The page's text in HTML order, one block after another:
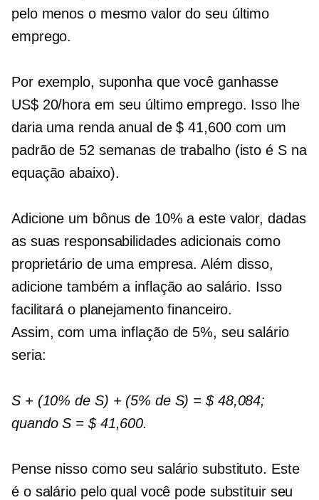
pelo menos o mesmo valor do seu último
emprego.
Por exemplo, suponha que você ganhasse
US$ 20/hora em seu último emprego. Isso lhe
daria uma renda anual de $ 41,600 com um
padrão de 52 semanas de trabalho (isto é S na
equação abaixo).
Adicione um bônus de 10% a este valor, dadas
as suas responsabilidades adicionais como
proprietário de uma empresa. Além disso,
adicione também a inflação ao salário. Isso
facilitará o planejamento financeiro.
Assim, com uma inflação de 5%, seu salário
seria:
S + (10% de S) + (5% de S) = $ 48,084;
quando S = $ 41,600.
Pense nisso como seu salário substituto. Este
é o salário pelo qual você pode substituir seu